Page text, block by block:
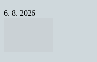
6. 8. 2026